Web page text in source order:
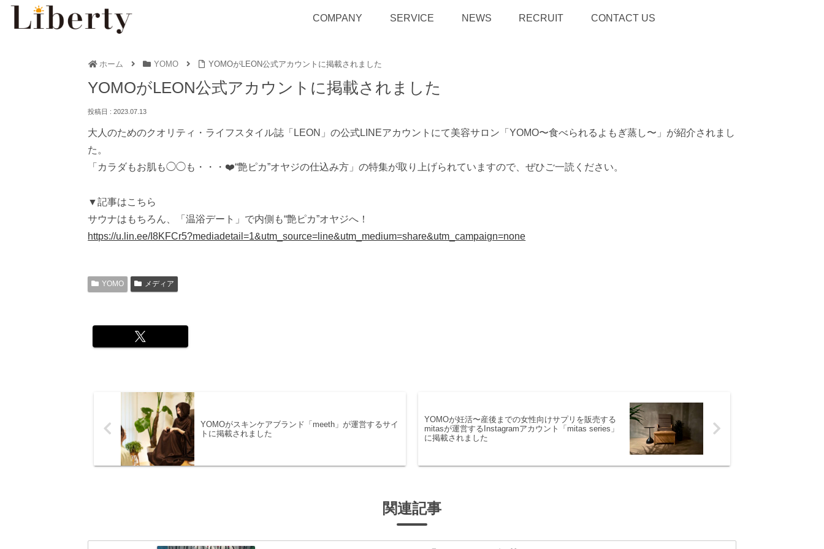
COMPANY SERVICE NEWS RECRUIT CONTACT US
ホーム YOMO YOMOがLEON公式アカウントに掲載されました
YOMOがLEON公式アカウントに掲載されました
2023.07.13
大人のためのクオリティ・ライフスタイル誌「LEON」の公式LINEアカウントにて美容サロン「YOMO〜食べられるよもぎ蒸し〜」が紹介されまし
た。
「カラダもお肌も◯◯も・・・❤️“艶ピカ”オヤジの仕込み方」の特集が取り上げられていますので、ぜひご一読ください。
▼記事はこちら
サウナはもちろん、「温浴デート」で内側も“艶ピカ”オヤジへ！
https://u.lin.ee/I8KFCr5?mediadetail=1&utm_source=line&utm_medium=share&utm_campaign=none
YOMO メディア
YOMOがスキンケアブランド「meeth」が運営するサイ
トに掲載されました
YOMOが妊活〜産後までの女性向けサプリを販売する
mitasが運営するInstagramアカウント「mitas series」
に掲載されました
関連記事